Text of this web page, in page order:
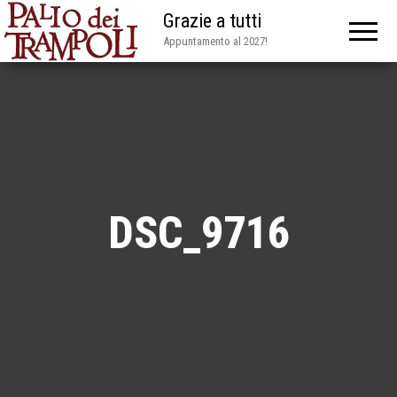
Grazie a tutti
Appuntamento al 2027!
DSC_9716